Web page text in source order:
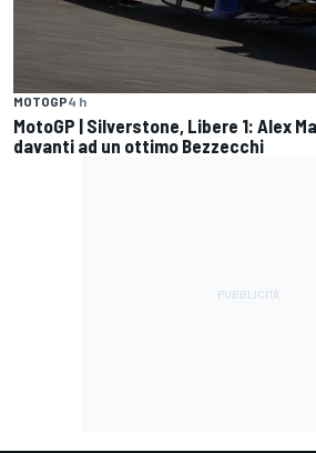
MOTOGP4 h
MotoGP | Silverstone, Libere 1: Alex
davanti ad un ottimo Bezzecchi